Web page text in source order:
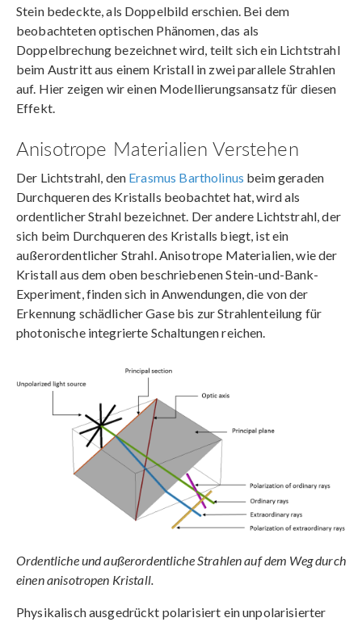
Stein bedeckte, als Doppelbild erschien. Bei dem
beobachteten optischen Phänomen, das als
Doppelbrechung bezeichnet wird, teilt sich ein Lichtstrahl
beim Austritt aus einem Kristall in zwei parallele Strahlen
auf. Hier zeigen wir einen Modellierungsansatz für diesen
Effekt.
Anisotrope Materialien Verstehen
Der Lichtstrahl, den Erasmus Bartholinus beim geraden
Durchqueren des Kristalls beobachtet hat, wird als
ordentlicher Strahl bezeichnet. Der andere Lichtstrahl, der
sich beim Durchqueren des Kristalls biegt, ist ein
außerordentlicher Strahl. Anisotrope Materialien, wie der
Kristall aus dem oben beschriebenen Stein-und-Bank-
Experiment, finden sich in Anwendungen, die von der
Erkennung schädlicher Gase bis zur Strahlenteilung für
photonische integrierte Schaltungen reichen.
Ordentliche und außerordentliche Strahlen auf dem Weg durch
einen anisotropen Kristall.
Physikalisch ausgedrückt polarisiert ein unpolarisierter